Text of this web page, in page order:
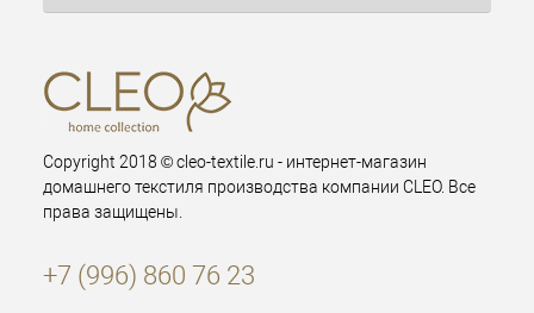
Copyright 2018 © cleo-textile.ru - интернет-магазин
домашнего текстиля производства компании CLEO. Все
права защищены.
+7 (996) 860 76 23